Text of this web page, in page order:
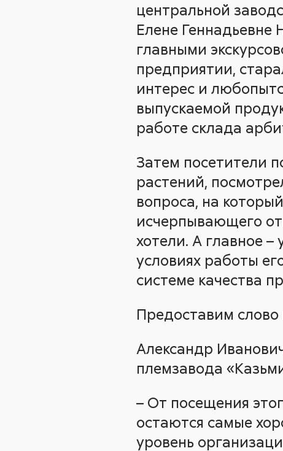
центральной
Елене
главными
предприятии,
интерес и
выпускаемой
работе склада
Затем посетители
растений,
вопроса, на
исчерпывающего
хотели. А главное
условиях работы
системе качества
Предоставим
Александр
племзавода
– От посещения
остаются самые
уровень